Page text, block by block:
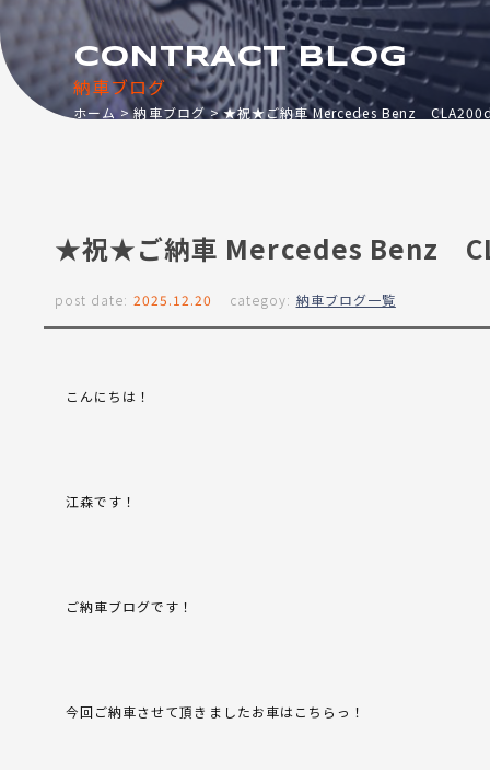
納車ブログ
CONTRACT BLOG
ホーム 納車ブログ ★祝★ご納車 Mercedes Benz CLA200d
★祝★ご納車 Mercedes Benz
post date: 2025.12.20 categoy: 納車ブログ一覧
こんにちは！
江森です！
ご納車ブログです！
今回ご納車させて頂きましたお車はこちらっ！